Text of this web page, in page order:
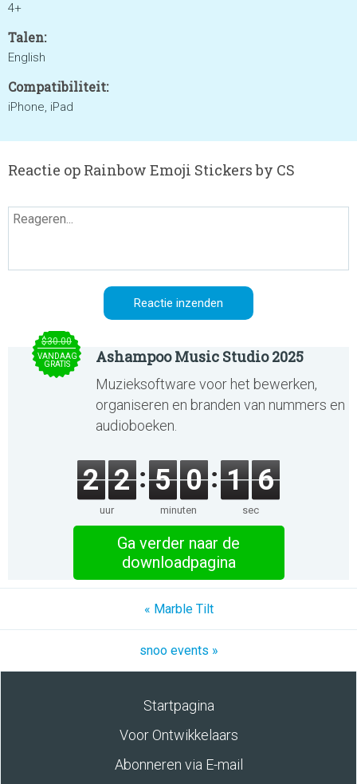
4+
Talen:
English
Compatibiliteit:
iPhone, iPad
Reactie op Rainbow Emoji Stickers by CS
$30.00
VANDAAG
GRATIS
Ashampoo Music Studio 2025
Muzieksoftware voor het bewerken,
organiseren en branden van nummers en
audioboeken.
2 2
uur
5 0
minuten
1 6
sec
Ga verder naar de
downloadpagina
« Marble Tilt
snoo events »
Startpagina
Voor Ontwikkelaars
Abonneren via E-mail